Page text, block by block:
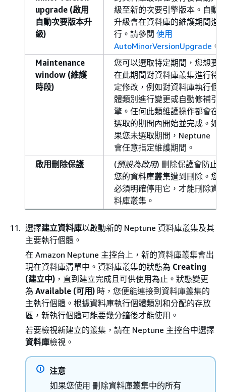
upgrade (啟用
自動次要版本升
級)
級至新的次要引擎版本。自動
升級會在資料庫的維護期間進
行。請參閱 使用
AutoMinorVersionUpgrade 。
Maintenance
window (維護
時段)
您可以選取特定期間，您想要
在此期間對資料庫叢集進行待
定修改，例如對資料庫執行個
體類別進行變更或自動修補引
擎。任何此類維護操作都會在
選取的期間內開始並完成。如
果您未選取期間，Neptune
會任意指定維護期間。
啟用刪除保護
(預設為啟用) 刪除保護會防止
您的資料庫叢集遭到刪除。您
必須明確停用它，才能刪除資
料庫叢集。
選擇建立資料庫以啟動新的 Neptune 資料庫叢集及其
主要執行個體。
在 Amazon Neptune 主控台上，新的資料庫叢集會出
現在資料庫清單中。資料庫叢集的狀態為 Creating
(建立中) ，直到建立完成且可供使用為止。狀態變更
為 Available (可用) 時，您便能連接到資料庫叢集的
主執行個體。根據資料庫執行個體類別和分配的存放
區，新執行個體可能要幾分鐘後才能使用。
若要檢視新建立的叢集，請在 Neptune 主控台中選擇
資料庫檢視。
注意
如果您使用 刪除資料庫叢集中的所有